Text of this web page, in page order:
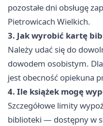
pozostałe dni obsługę
Pietrowicach Wielkich.
3. Jak wyrobić kartę
Należy udać się do
dowodem osobistym.
jest obecność opiekuna
4. Ile książek mogę
Szczegółowe limity
biblioteki — dostępny w